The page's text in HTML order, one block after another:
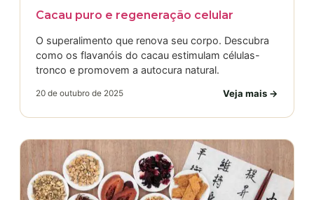
Cacau puro e regeneração celular
O superalimento que renova seu corpo. Descubra
como os flavanóis do cacau estimulam células-
tronco e promovem a autocura natural.
20 de outubro de 2025 Veja mais →